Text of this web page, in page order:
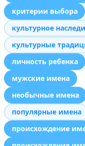
критерии выбора
культурное
культурные
личность ребенка
мужские имена
необычные имена
популярные имена
происхождение